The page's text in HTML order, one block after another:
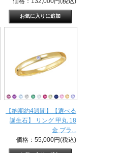
【納期約4週間】【選べる
誕生石】 リング 甲丸 18
金 プラ...
価格：55,000円(税込)